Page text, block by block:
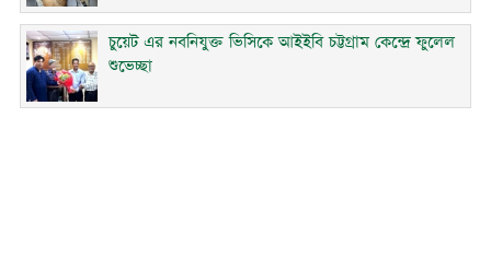
চুয়েট এর নবনিযুক্ত ভিসিকে আইইবি চট্টগ্রাম কেন্দ্রে ফুলেল
শুভেচ্ছা